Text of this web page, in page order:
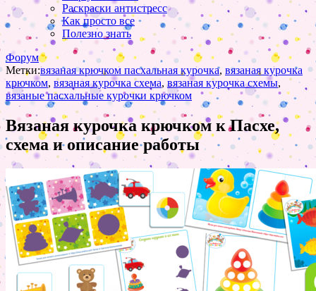
Раскраски антистресс
Как просто все
Полезно знать
Форум
Метки:вязаная крючком пасхальная курочка, вязаная курочка
крючком, вязаная курочка схема,вязаная курочка схемы,
вязаные пасхальные курочки крючком
Вязаная курочка крючком к Пасхе,
схема и описание работы